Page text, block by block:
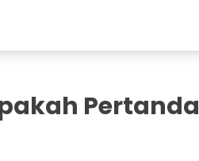
Pertanda